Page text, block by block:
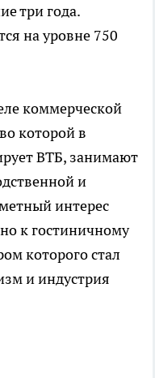
три года.
на уровне 750
коммерческой
которой в
ВТБ, занимают
и
интерес
к гостиничному
которого стал
и индустрия